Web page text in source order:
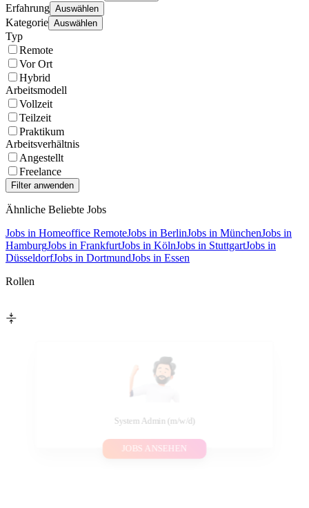
Erfahrung Auswählen
Kategorie Auswählen
Typ
Remote
Vor Ort
Hybrid
Arbeitsmodell
Vollzeit
Teilzeit
Praktikum
Arbeitsverhältnis
Angestellt
Freelance
Ähnliche Beliebte Jobs
Jobs in Homeoffice RemoteJobs in BerlinJobs in MünchenJobs in
HamburgJobs in FrankfurtJobs in KölnJobs in StuttgartJobs in
DüsseldorfJobs in DortmundJobs in Essen
Rollen
System Admin (m/w/d)
JOBS ANSEHEN